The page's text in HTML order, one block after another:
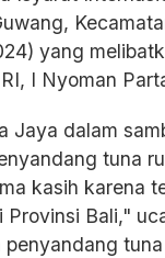
yang
I Nyoman
Jaya dalam
tuna
kasih karena
Provinsi Bali,"